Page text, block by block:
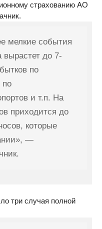
страхованию АО
мелкие события
до 7-
по
по
и т.п. На
приходится до
которые
—
три случая полной